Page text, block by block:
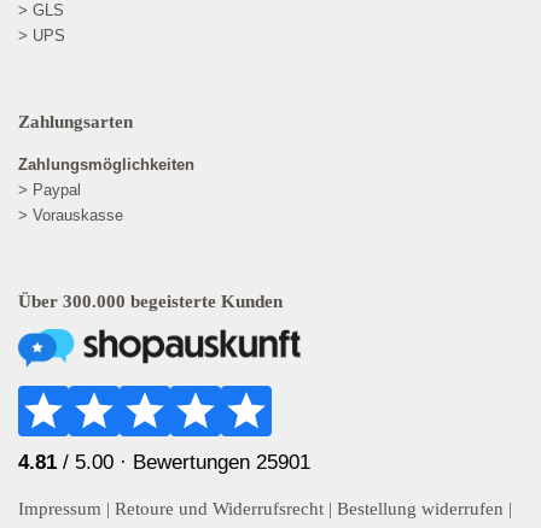
> GLS
> UPS
Zahlungsarten
Zahlungsmöglichkeiten
> Paypal
> Vorauskasse
Über 300.000 begeisterte Kunden
4.81 / 5.00 · Bewertungen 25901
Impressum | Retoure und Widerrufsrecht | Bestellung widerrufen |